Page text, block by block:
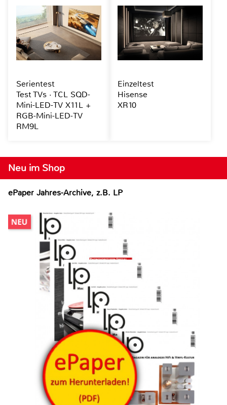
Neu im Shop
ePaper Jahres-Archive, z.B. LP
Serientest
Test TVs · TCL SQD-
Mini-LED-TV X11L +
RGB-Mini-LED-TV
RM9L
Einzeltest
Hisense
XR10